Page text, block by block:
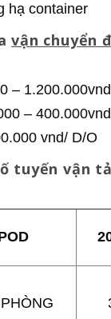
hạ container
vận chuyển
–
–
vnd/ D/O
tuyến vận